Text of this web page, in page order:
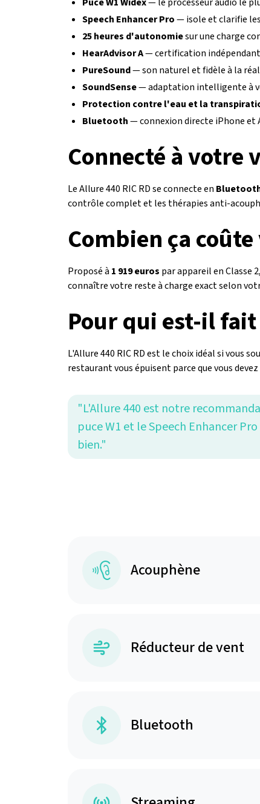
Speech Enhancer Pro— isole et clarifie
25 heures d'autonomiesur une charge
HearAdvisor A— certification
PureSound— son naturel et fidèle à la
SoundSense— adaptation intelligente à
Protection contre l'eau et la
Bluetooth— connexion directe iPhone et
Connecté à votre
Le Allure 440 RIC RD se connecte en
contrôle complet et les thérapies anti-
Combien ça
Proposé à 1 919 euros par appareil en Classe
connaître votre reste à charge exact selon
Pour qui est-il fait
L'Allure 440 RIC RD est le choix idéal si vous
restaurant vous épuisent parce que vous
"L'Allure 440 est notre
puce W1 et le Speech Enhancer
bien."
Acouphène
Réducteur de vent
Bluetooth